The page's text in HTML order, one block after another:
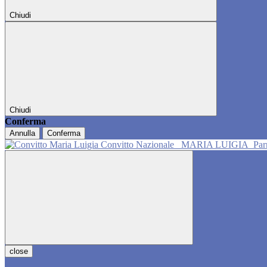
Chiudi
Chiudi
Conferma
Annulla Conferma
Convitto Nazionale MARIA LUIGIA
close